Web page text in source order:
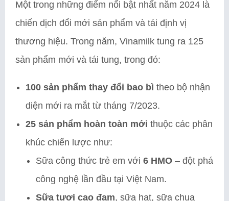
Một trong những điểm nổi bật nhất năm 2024 là
chiến dịch đổi mới sản phẩm và tái định vị
thương hiệu. Trong năm, Vinamilk tung ra 125
sản phẩm mới và tái tung, trong đó:
100 sản phẩm thay đổi bao bì theo bộ nhận
diện mới ra mắt từ tháng 7/2023.
25 sản phẩm hoàn toàn mới thuộc các phân
khúc chiến lược như:
Sữa công thức trẻ em với 6 HMO – đột phá
công nghệ lần đầu tại Việt Nam.
Sữa tươi cao đạm, sữa hạt, sữa chua